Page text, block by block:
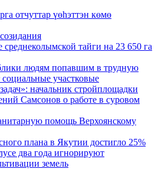
отчуттар үөһэттэн көмө
среднеколымской тайги на 23 650 га
людям попавшим в трудную
участковые
начальник стройплощадки
Самсонов о работе в суровом
помощь Верхоянскому
плана в Якутии достигло 25%
два года игнорируют
земель